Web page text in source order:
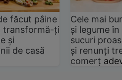
făcut pâine
transformă-ți
și
de casă
Cele mai
și legume
sucuri
și renunți
comerț